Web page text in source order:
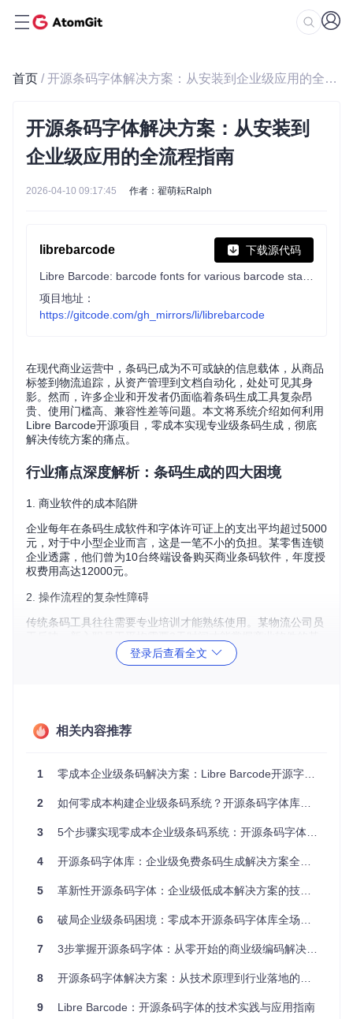
首页 / 开源条码字体解决方案：从安装到企业级应用的全流程指南
开源条码字体解决方案：从安装到
企业级应用的全流程指南
2026-04-10 09:17:45 作者：翟萌耘Ralph
librebarcode 下载源代码
项目地址：
https://gitcode.com/gh_mirrors/li/librebarcode
在现代商业运营中，条码已成为不可或缺的信息载体，从商品
标签到物流追踪，从资产管理到文档自动化，处处可见其身
影。然而，许多企业和开发者仍面临着条码生成工具复杂昂
贵、使用门槛高、兼容性差等问题。本文将系统介绍如何利用
Libre Barcode开源项目，零成本实现专业级条码生成，彻底
解决传统方案的痛点。
行业痛点深度解析：条码生成的四大困境
1. 商业软件的成本陷阱
企业每年在条码生成软件和字体许可证上的支出平均超过5000
元，对于中小型企业而言，这是一笔不小的负担。某零售连锁
企业透露，他们曾为10台终端设备购买商业条码软件，年度授
权费用高达12000元。
2. 操作流程的复杂性障碍
传统条码工具往往需要专业培训才能熟练使用。某物流公司员
本操作，严重影响了工作效率。
此不得不维护两套独立的条码生成流程，造成了资源的极大浪
4. 批量处理能力不足
面对成百上千的商品条码生成需求，手动操作不仅耗时，还容
易出错。某服装品牌在季度上新时，需要为500+款产品生成E
AN-13条码，传统工具需要2名员工花费一整天时间才能完
成。
零门槛实施路径：5分钟从安装到生成
git clone
# 配置Python环境
source venv/bin/activate
登录后查看全文
相关内容推荐
1 零成本企业级条码解决方案：Libre Barcode开源字体库全解析
2 如何零成本构建企业级条码系统？开源条码字体库的技术实践与应用指南
3 5个步骤实现零成本企业级条码系统：开源条码字体解决方案全攻略
4 开源条码字体库：企业级免费条码生成解决方案全解析
5 革新性开源条码字体：企业级低成本解决方案的技术实践
6 破局企业级条码困境：零成本开源条码字体库全场景应用指南
7 3步掌握开源条码字体：从零开始的商业级编码解决方案
8 开源条码字体解决方案：从技术原理到行业落地的全维度指南
9 Libre Barcode：开源条码字体的技术实践与应用指南